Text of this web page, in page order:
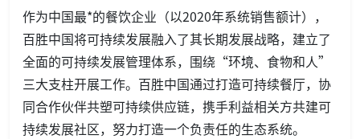
作为中国最*的餐饮企业（以2020年系统销售额计），
百胜中国将可持续发展融入了其长期发展战略，建立了
全面的可持续发展管理体系，围绕“环境、食物和人”
三大支柱开展工作。百胜中国通过打造可持续餐厅，协
同合作伙伴共塑可持续供应链，携手利益相关方共建可
持续发展社区，努力打造一个负责任的生态系统。